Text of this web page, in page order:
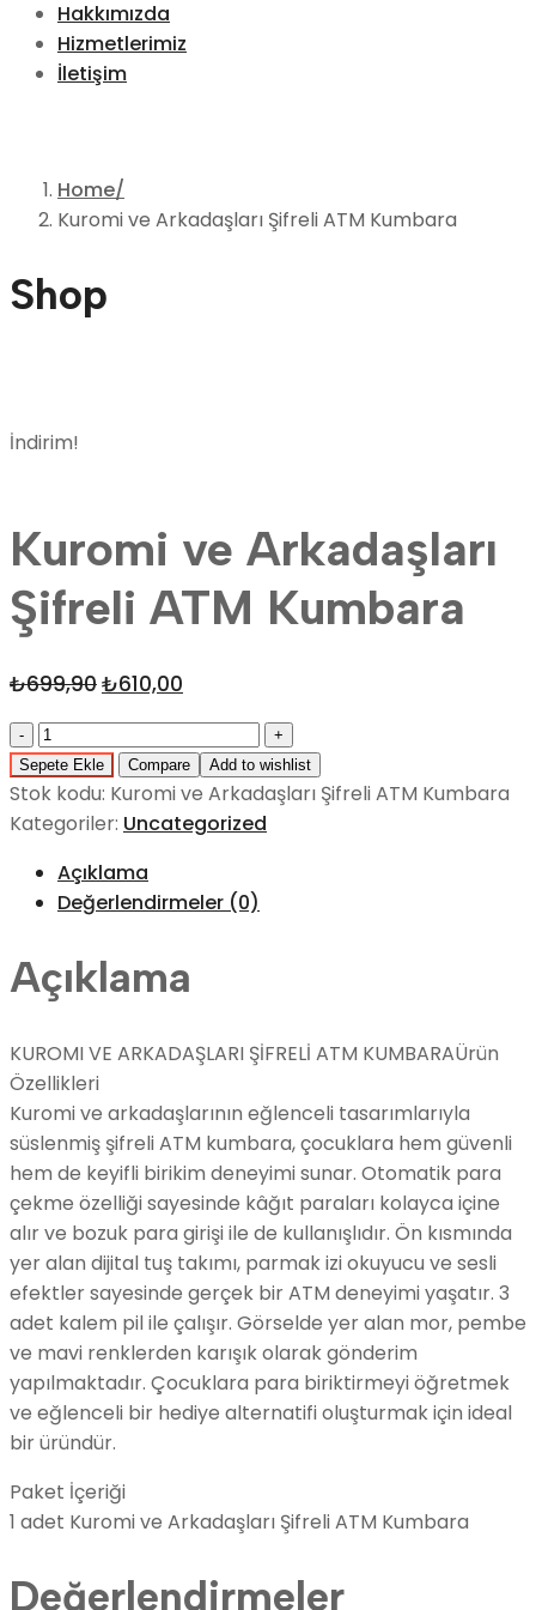
Hakkımızda
Hizmetlerimiz
İletişim
Home
Kuromi ve Arkadaşları Şifreli ATM Kumbara
Shop
İndirim!
Kuromi ve Arkadaşları
Şifreli ATM Kumbara
₺699,90Orijinal
₺699,90.
₺610,00
fiyat:
₺610,00.
Quantity
Sepete Ekle Compare Add to wishlist
Stok kodu: Kuromi ve Arkadaşları Şifreli ATM Kumbara
Kategoriler: Uncategorized
Açıklama
Değerlendirmeler (0)
Açıklama
KUROMI VE ARKADAŞLARI ŞİFRELİ ATM KUMBARAÜrün
Özellikleri
Kuromi ve arkadaşlarının eğlenceli tasarımlarıyla
süslenmiş şifreli ATM kumbara, çocuklara hem güvenli
hem de keyifli birikim deneyimi sunar. Otomatik para
çekme özelliği sayesinde kâğıt paraları kolayca içine
alır ve bozuk para girişi ile de kullanışlıdır. Ön kısmında
yer alan dijital tuş takımı, parmak izi okuyucu ve sesli
efektler sayesinde gerçek bir ATM deneyimi yaşatır. 3
adet kalem pil ile çalışır. Görselde yer alan mor, pembe
ve mavi renklerden karışık olarak gönderim
yapılmaktadır. Çocuklara para biriktirmeyi öğretmek
ve eğlenceli bir hediye alternatifi oluşturmak için ideal
bir üründür.
Paket İçeriği
1 adet Kuromi ve Arkadaşları Şifreli ATM Kumbara
Değerlendirmeler